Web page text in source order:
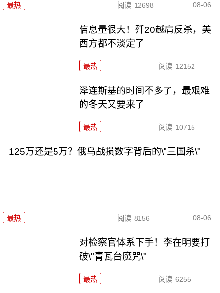
最热 阅读 12698 08-06
信息量很大！歼20越肩反杀，美
西方都不淡定了
最热 阅读 12152
泽连斯基的时间不多了，最艰难
的冬天又要来了
最热 阅读 10715
125万还是5万？俄乌战损数字背后的\"三国杀\"
最热 阅读 8156 08-06
对检察官体系下手！李在明要打
破\"青瓦台魔咒\"
最热 阅读 6255